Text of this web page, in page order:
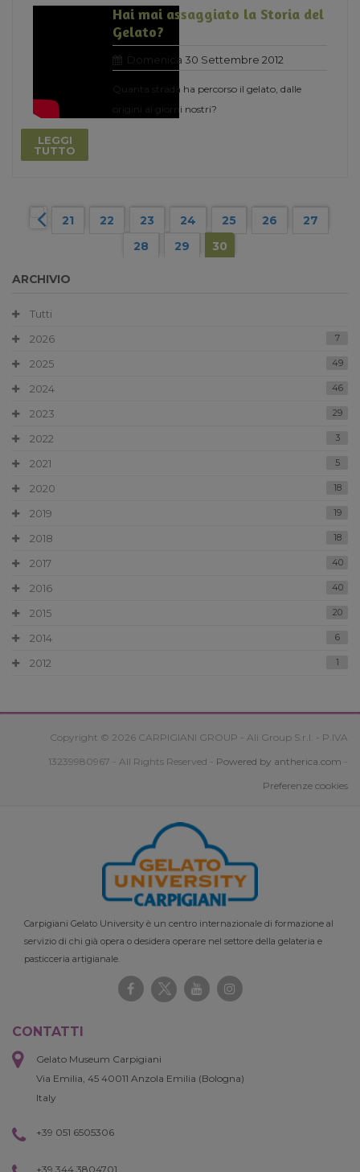
LEGGI
TUTTO
Hai mai assaggiato la Storia del
Gelato?
Domenica 30 Settembre 2012
Quanta strada ha percorso il gelato, dalle
origini ai giorni nostri?
21 22 23 24 25 26
27
28
29 30
ARCHIVIO
Tutti
2026
7
2025 49
2024 46
2023 29
2022 3
2021 5
2020 18
2019 19
2018 18
2017 40
2016 40
2015 20
2014 6
2012 1
Copyright © 2026 CARPIGIANI GROUP - Ali Group S.r.l. - P.IVA
13239980967 - All Rights Reserved - Powered by antherica.com -
Preferenze cookies
Carpigiani Gelato University è un centro internazionale di formazione al
servizio di chi già opera o desidera operare nel settore della gelateria e
pasticceria artigianale.
CONTATTI
Gelato Museum Carpigiani
Via Emilia, 45 40011 Anzola Emilia (Bologna)
Italy
+39 051 6505306
+39 344 3804701